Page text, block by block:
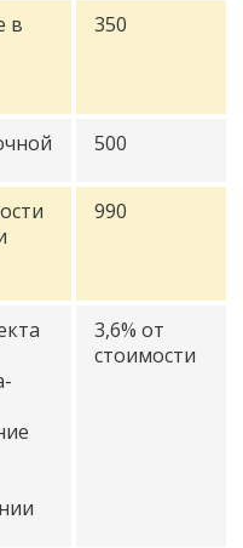
в
350
500
990
3,6% от
стоимости